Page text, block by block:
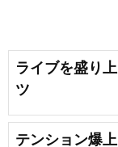
ライブを盛り
ツ
テンション爆